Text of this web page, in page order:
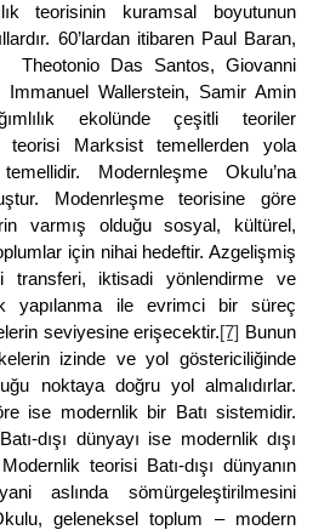
teorisinin kuramsal boyutunun
60’lardan itibaren Paul Baran,
Theotonio Das Santos, Giovanni
Wallerstein, Samir Amin
ekolünde çeşitli teoriler
teorisi Marksist temellerden yola
Modernleşme Okulu’na
Modenrleşme teorisine göre
varmış olduğu sosyal, kültürel,
için nihai hedeftir. Azgelişmiş
transferi, iktisadi yönlendirme ve
yapılanma ile evrimci bir süreç
seviyesine erişecektir.[7] Bunun
izinde ve yol göstericiliğinde
noktaya doğru yol almalıdırlar.
ise modernlik bir Batı sistemidir.
dışı dünyayı ise modernlik dışı
teorisi Batı-dışı dünyanın
aslında sömürgeleştirilmesini
geleneksel toplum – modern